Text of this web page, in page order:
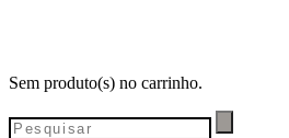
Sem produto(s) no carrinho.